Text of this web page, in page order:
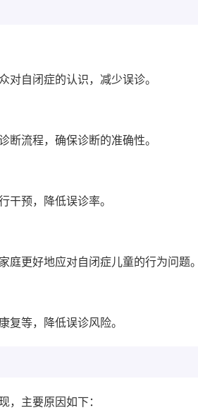
自闭症的认识，减少误诊。
流程，确保诊断的准确性。
干预，降低误诊率。
庭更好地应对自闭症儿童的行为问题
等，降低误诊风险。
，主要原因如下：